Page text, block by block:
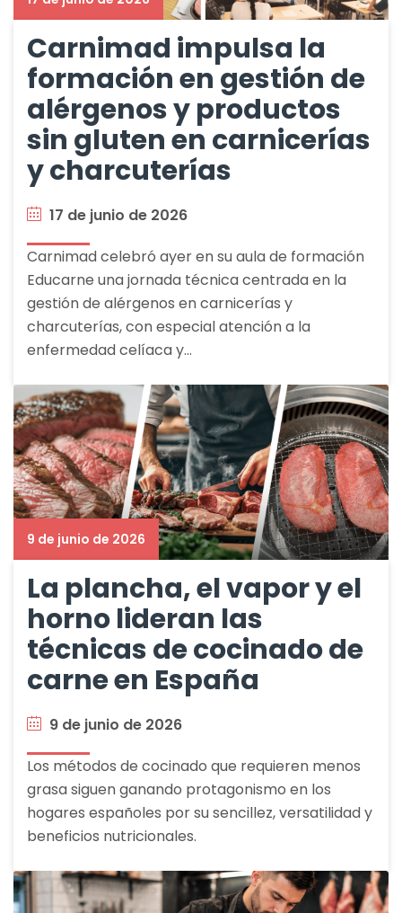
Carnimad impulsa la
formación en gestión de
alérgenos y productos
sin gluten en carnicerías
y charcuterías
17 de junio de 2026
Carnimad celebró ayer en su aula de formación
Educarne una jornada técnica centrada en la
gestión de alérgenos en carnicerías y
charcuterías, con especial atención a la
enfermedad celíaca y…
9 de junio de 2026
La plancha, el vapor y el
horno lideran las
técnicas de cocinado de
carne en España
9 de junio de 2026
Los métodos de cocinado que requieren menos
grasa siguen ganando protagonismo en los
hogares españoles por su sencillez, versatilidad y
beneficios nutricionales.